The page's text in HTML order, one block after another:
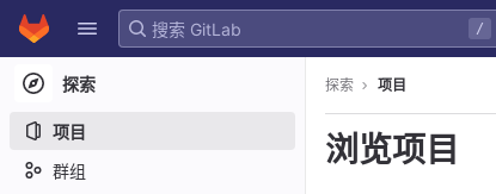
Skip to content
GitLab
/
探索
项目
群组
探索 项目
浏览项目